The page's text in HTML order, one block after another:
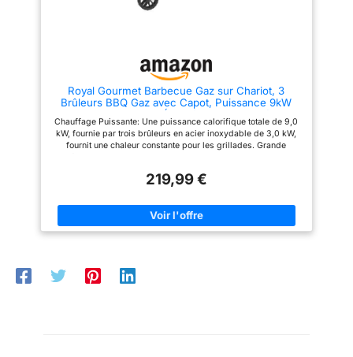
Royal Gourmet Barbecue Gaz sur Chariot, 3
Brûleurs BBQ Gaz avec Capot, Puissance 9kW
Propane, 2 Grilles en Émaillée, 2 Table Latérales,
Thermomètre Intégré, Adapté pour Jardin et
Camping
Chauffage Puissante: Une puissance calorifique totale de 9,0
kW, fournie par trois brûleurs en acier inoxydable de 3,0 kW,
fournit une chaleur constante pour les grillades. Grande
inoxydable de 57 x 12 cm. Conception Multi - niveaux pour
personnes. Conception Humanisée : Le thermomètre intégré,
même sans ouvrir le couvercle, peut contrôler la température et
réaliser une cuisson uniforme. Le four est équipé de deux
bouton de commande et l'allumage automatique peut être
effectué immédiatement. Les brûleurs contrôlent la puissance
219,99 €